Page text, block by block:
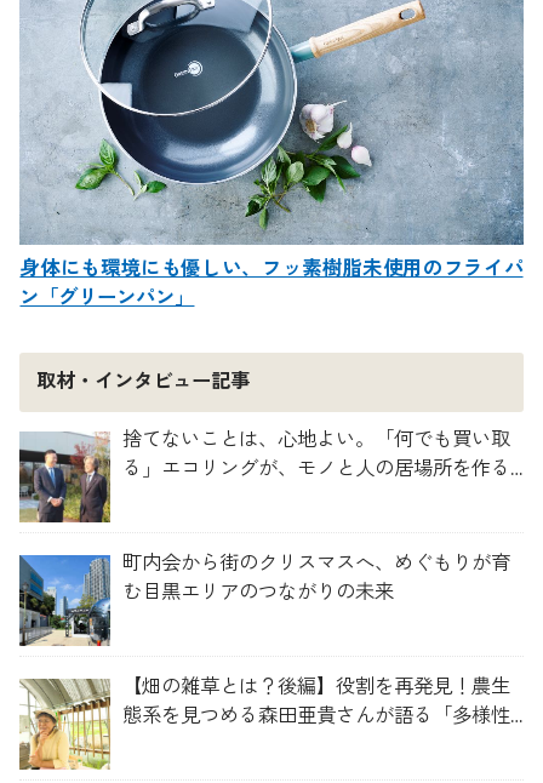
身体にも環境にも優しい、フッ素樹脂未使用のフライパ
ン「グリーンパン」
取材・インタビュー記事
捨てないことは、心地よい。「何でも買い取
る」エコリングが、モノと人の居場所を作る
町内会から街のクリスマスへ、めぐもりが育
む目黒エリアのつながりの未来
【畑の雑草とは？後編】役割を再発見！農生
態系を見つめる森田亜貴さんが語る「多様性